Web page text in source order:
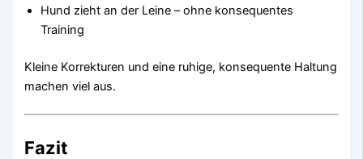
Hund zieht an der Leine – ohne konsequentes
Training
Kleine Korrekturen und eine ruhige, konsequente Haltung
machen viel aus.
Fazit